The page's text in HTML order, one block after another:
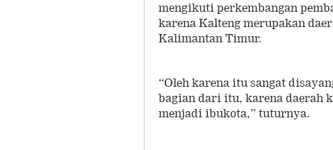
mengikuti perkembangan
karena Kalteng merupakan
Kalimantan Timur.
“Oleh karena itu sangat
bagian dari itu, karena daerah
menjadi ibukota,” tuturnya.